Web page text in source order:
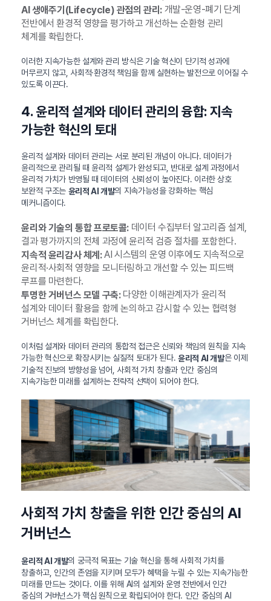
AI 생애주기(Lifecycle) 관점의 관리:개발-운영-폐기 단계
전반에서 환경적 영향을 평가하고 개선하는 순환형 관리
체계를 확립한다.
이러한 지속가능한 설계와 관리 방식은 기술 혁신이 단기적 성과에
머무르지 않고, 사회적·환경적 책임을 함께 실현하는 발전으로 이어질 수
있도록 이끈다.
4. 윤리적 설계와 데이터 관리의 융합: 지속
가능한 혁신의 토대
윤리적 설계와 데이터 관리는 서로 분리된 개념이 아니다. 데이터가
윤리적으로 관리될 때 윤리적 설계가 완성되고, 반대로 설계 과정에서
윤리적 가치가 반영될 때 데이터의 신뢰성이 높아진다. 이러한 상호
보완적 구조는 윤리적 AI 개발의 지속가능성을 강화하는 핵심
메커니즘이다.
윤리와 기술의 통합 프로토콜:데이터 수집부터 알고리즘 설계,
결과 평가까지의 전체 과정에 윤리적 검증 절차를 포함한다.
지속적 윤리감사 체계:AI 시스템의 운영 이후에도 지속적으로
윤리적·사회적 영향을 모니터링하고 개선할 수 있는 피드백
루프를 마련한다.
투명한 거버넌스 모델 구축:다양한 이해관계자가 윤리적
설계와 데이터 활용을 함께 논의하고 감시할 수 있는 협력형
거버넌스 체계를 확립한다.
이처럼 설계와 데이터 관리의 통합적 접근은 신뢰와 책임의 원칙을 지속
가능한 혁신으로 확장시키는 실질적 토대가 된다. 윤리적 AI 개발은 이제
기술적 진보의 방향성을 넘어, 사회적 가치 창출과 인간 중심의
지속가능한 미래를 설계하는 전략적 선택이 되어야 한다.
사회적 가치 창출을 위한 인간 중심의 AI
거버넌스
윤리적 AI 개발의 궁극적 목표는 기술 혁신을 통해 사회적 가치를
창출하고, 인간의 존엄을 지키며 모두가 혜택을 누릴 수 있는 지속가능한
미래를 만드는 것이다. 이를 위해 AI의 설계와 운영 전반에서 인간
중심의 거버넌스가 핵심 원칙으로 확립되어야 한다. 인간 중심의 AI